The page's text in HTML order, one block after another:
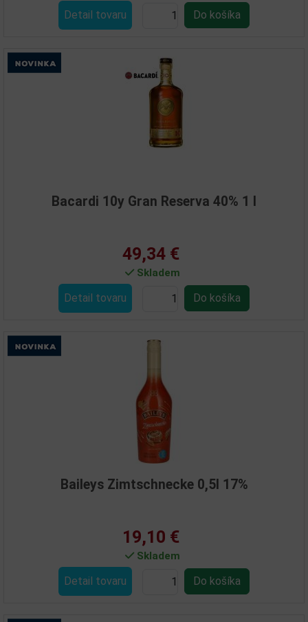
Detail tovaru
Bacardi 10y Gran Reserva 40% 1 l
49,34 €
Skladem
Detail tovaru
Baileys Zimtschnecke 0,5l 17%
19,10 €
Skladem
Detail tovaru